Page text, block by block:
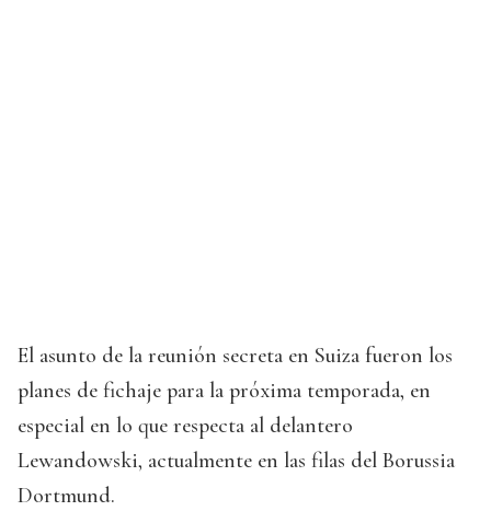
El asunto de la reunión secreta en Suiza fueron los
planes de fichaje para la próxima temporada, en
especial en lo que respecta al delantero
Lewandowski, actualmente en las filas del Borussia
Dortmund.